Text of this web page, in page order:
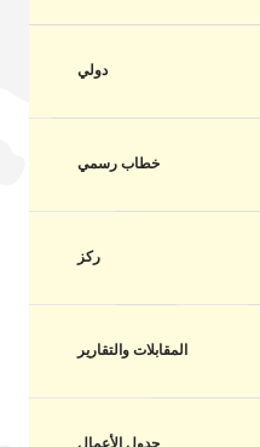
دولي
خطاب رسمي
ركز
المقابلات والتقارير